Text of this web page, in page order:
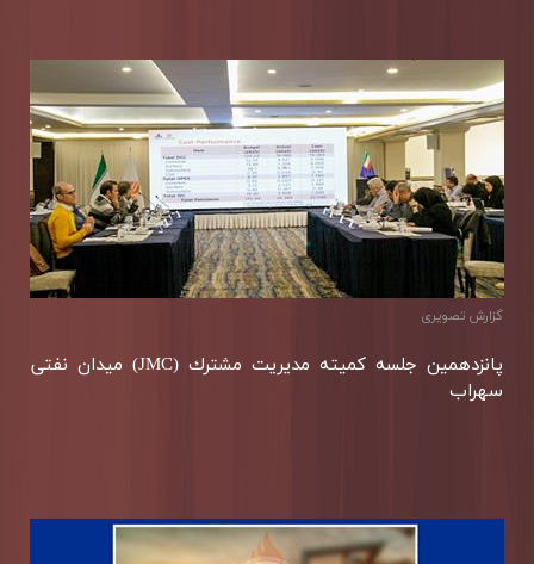
گزارش تصويری
پانزدهمین جلسه كمیته مدیریت مشترك (JMC) میدان نفتی
سهراب